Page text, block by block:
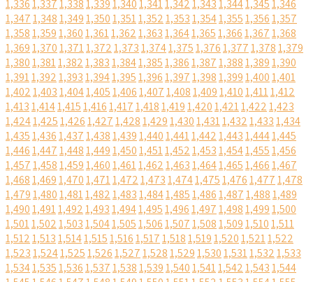
1,3361,3371,3381,3391,3401,3411,3421,3431,3441,3451,346
1,3471,3481,3491,3501,3511,3521,3531,3541,3551,3561,357
1,3581,3591,3601,3611,3621,3631,3641,3651,3661,3671,368
1,3691,3701,3711,3721,3731,3741,3751,3761,3771,3781,379
1,3801,3811,3821,3831,3841,3851,3861,3871,3881,3891,390
1,3911,3921,3931,3941,3951,3961,3971,3981,3991,4001,401
1,4021,4031,4041,4051,4061,4071,4081,4091,4101,4111,412
1,4131,4141,4151,4161,4171,4181,4191,4201,4211,4221,423
1,4241,4251,4261,4271,4281,4291,4301,4311,4321,4331,434
1,4351,4361,4371,4381,4391,4401,4411,4421,4431,4441,445
1,4461,4471,4481,4491,4501,4511,4521,4531,4541,4551,456
1,4571,4581,4591,4601,4611,4621,4631,4641,4651,4661,467
1,4681,4691,4701,4711,4721,4731,4741,4751,4761,4771,478
1,4791,4801,4811,4821,4831,4841,4851,4861,4871,4881,489
1,4901,4911,4921,4931,4941,4951,4961,4971,4981,4991,500
1,5011,5021,5031,5041,5051,5061,5071,5081,5091,5101,511
1,5121,5131,5141,5151,5161,5171,5181,5191,5201,5211,522
1,5231,5241,5251,5261,5271,5281,5291,5301,5311,5321,533
1,5341,5351,5361,5371,5381,5391,5401,5411,5421,5431,544